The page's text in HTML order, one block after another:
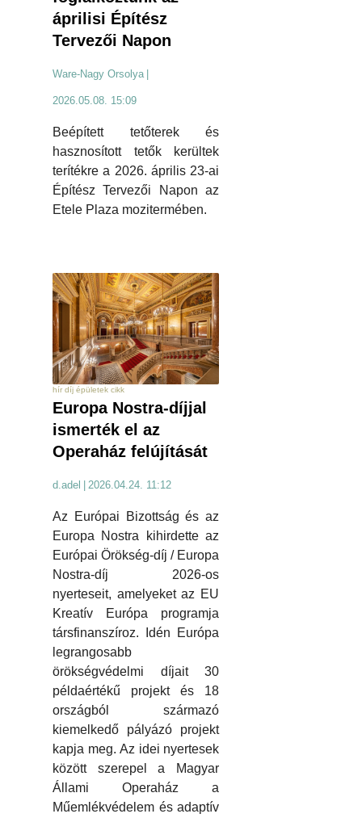
áprilisi Építész
Tervezői Napon
Ware-Nagy Orsolya
2026.05.08. 15:09
Beépített tetőterek és
hasznosított tetők kerültek
terítékre a 2026. április 23-ai
Építész Tervezői Napon az
Etele Plaza mozitermében.
hír díj épületek cikk
Europa Nostra-díjjal
ismerték el az
Operaház felújítását
d.adel 2026.04.24. 11:12
Az Európai Bizottság és az
Europa Nostra kihirdette az
Európai Örökség-díj / Europa
Nostra-díj 2026-os
nyerteseit, amelyeket az EU
Kreatív Európa programja
társfinanszíroz. Idén Európa
legrangosabb
örökségvédelmi díjait 30
példaértékű projekt és 18
országból származó
kiemelkedő pályázó projekt
kapja meg. Az idei nyertesek
között szerepel a Magyar
Állami Operaház a
Műemlékvédelem és adaptív